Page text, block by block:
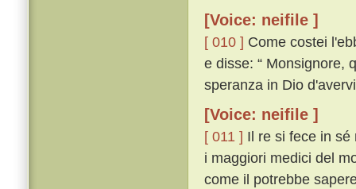
[Voice: neifile ]
[ 010 ] Come costei
e disse: “ Monsignore,
speranza in Dio
[Voice: neifile ]
[ 011 ] Il re si fece in sé
i maggiori medici del
come il potrebbe